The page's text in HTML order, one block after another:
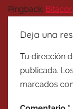
Pingback:
Deja una
Tu dirección
publicada.
marcados